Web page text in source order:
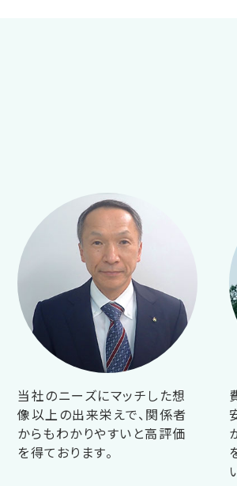
当社のニーズにマッチした想
像以上の出来栄えで、関係者
からもわかりやすいと高評価
を得ております。